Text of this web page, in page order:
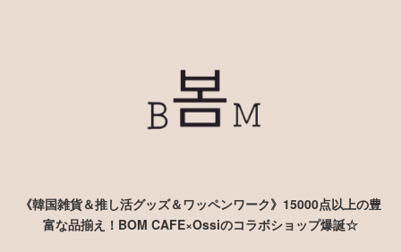
《韓国雑貨＆推し活グッズ＆ワッペンワーク》15000点以上の豊
富な品揃え！BOM CAFE×Ossiのコラボショップ爆誕☆